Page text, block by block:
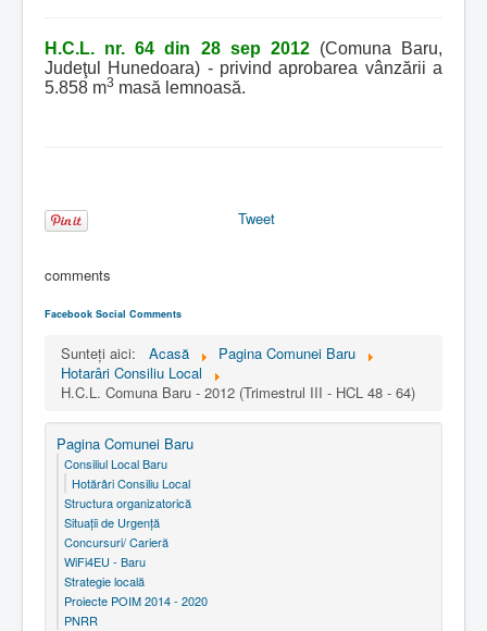
H.C.L. nr. 64 din 28 sep 2012(Comuna Baru,
Judeţul Hunedoara) - privind aprobarea vânzării a
5.858 m3 masă lemnoasă.
Tweet
comments
Facebook Social Comments
Sunteți aici: Acasă
Pagina Comunei Baru
Hotarâri Consiliu Local
H.C.L. Comuna Baru - 2012 (Trimestrul III - HCL 48 - 64)
Pagina Comunei Baru
Consiliul Local Baru
Hotărâri Consiliu Local
Structura organizatorică
Situaţii de Urgenţă
Concursuri/ Carieră
WiFi4EU - Baru
Strategie locală
Proiecte POIM 2014 - 2020
PNRR